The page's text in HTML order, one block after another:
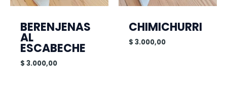
BERENJENAS
AL
ESCABECHE
$ 3.000,00
CHIMICHURRI
$ 3.000,00